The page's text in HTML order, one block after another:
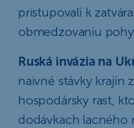
pristupovali k
obmedzovaniu
Ruská invázia na
naivné stávky krajín
hospodársky rast,
dodávkach lacného